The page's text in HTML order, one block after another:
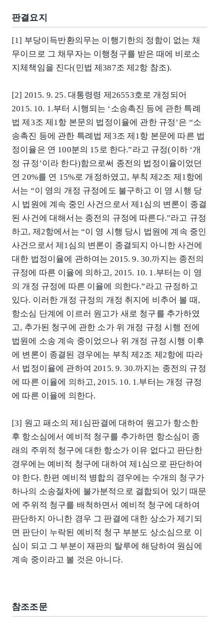
판결요지
[1] 부당이득반환의무는 이행기한의 정함이 없는 채
무이므로 그 채무자는 이행청구를 받은 때에 비로소
지체책임을 진다(민법 제387조 제2항 참조).
[2] 2015. 9. 25. 대통령령 제26553호로 개정되어
2015. 10. 1.부터 시행되는 ‘소송촉진 등에 관한 특례
법 제3조 제1항 본문의 법정이율에 관한 규정’은 “소
송촉진 등에 관한 특례법 제3조 제1항 본문에 따른 법
정이율은 연 100분의 15로 한다.”라고 규정(이하 ‘개
정 규정’이라 한다)함으로써 종전의 법정이율이었던
연 20%를 연 15%로 개정하였고, 부칙 제2조 제1항에
서는 “이 영의 개정 규정에도 불구하고 이 영 시행 당
시 법원에 계속 중인 사건으로서 제1심의 변론이 종결
된 사건에 대해서는 종전의 규정에 따른다.”라고 규정
하고, 제2항에서는 “이 영 시행 당시 법원에 계속 중인
사건으로서 제1심의 변론이 종결되지 아니한 사건에
대한 법정이율에 관하여는 2015. 9. 30.까지는 종전의
규정에 따른 이율에 의하고, 2015. 10. 1.부터는 이 영
의 개정 규정에 따른 이율에 의한다.”라고 규정하고
있다. 이러한 개정 규정의 개정 취지에 비추어 볼 때,
항소심 단계에 이르러 원고가 새로 청구를 추가하였
고, 추가된 청구에 관한 소가 위 개정 규정 시행 전에
법원에 소송 계속 중이었으나 위 개정 규정 시행 이후
에 변론이 종결된 경우에는 부칙 제2조 제2항에 따라
서 법정이율에 관하여 2015. 9. 30.까지는 종전의 규정
에 따른 이율에 의하고, 2015. 10. 1.부터는 개정 규정
에 따른 이율에 의한다.
[3] 원고 패소의 제1심판결에 대하여 원고가 항소한
후 항소심에서 예비적 청구를 추가하면 항소심이 종
래의 주위적 청구에 대한 항소가 이유 없다고 판단한
경우에는 예비적 청구에 대하여 제1심으로 판단하여
야 한다. 한편 예비적 병합의 경우에는 수개의 청구가
하나의 소송절차에 불가분적으로 결합되어 있기 때문
에 주위적 청구를 배척하면서 예비적 청구에 대하여
판단하지 아니한 경우 그 판결에 대한 상소가 제기되
면 판단이 누락된 예비적 청구 부분도 상소심으로 이
심이 되고 그 부분이 재판의 탈루에 해당하여 원심에
계속 중이라고 볼 것은 아니다.
참조조문